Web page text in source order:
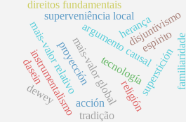
argumento causal
superstición
proyección
mais-valor global
mais-valor relativo
superveniência localdisjuntivismo
religión
tecnología
instrumentalismo
dewey
direitos fundamentais
espirito familiaridade
dasein
herança
tradição
acción